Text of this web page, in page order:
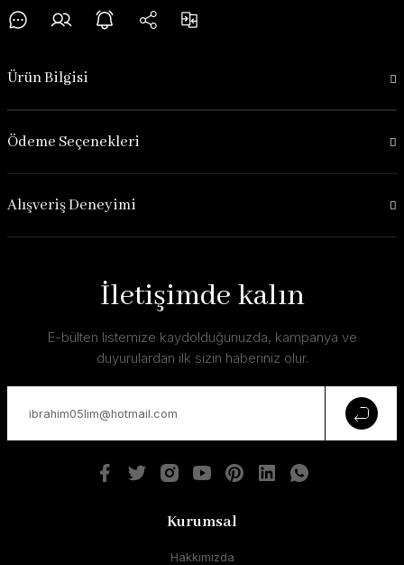
Ürün Bilgisi
Ödeme Seçenekleri
Alışveriş Deneyimi
İletişimde kalın
E-bülten listemize kaydolduğunuzda, kampanya ve
duyurulardan ilk sizin haberiniz olur.
Kurumsal
Hakkımızda